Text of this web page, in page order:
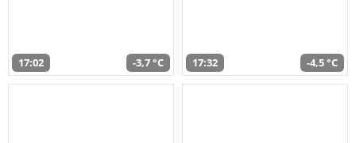
17:02 -3,7 °C 17:32 -4,5 °C